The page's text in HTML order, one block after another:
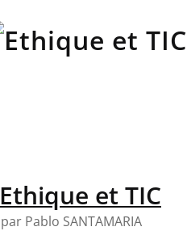
Ethique et TIC
par Pablo SANTAMARIA